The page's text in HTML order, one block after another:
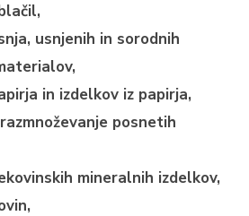
usnjenih in sorodnih
in izdelkov iz papirja,
posnetih
mineralnih izdelkov,